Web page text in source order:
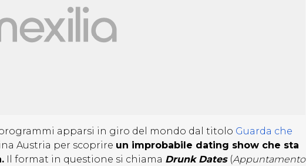
apparsi in giro del mondo dal titolo Guarda che
Austria per scoprire un improbabile dating show che sta
Il format in questione si chiama Drunk Dates (Appuntamento